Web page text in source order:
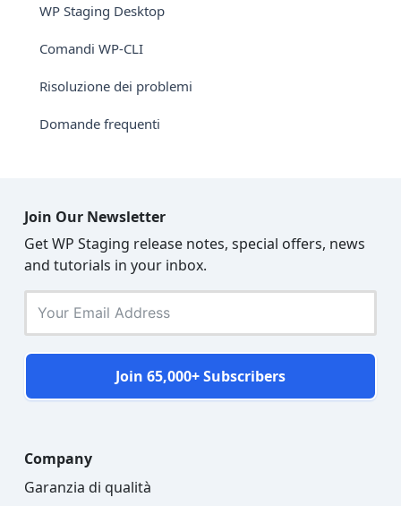
WP Staging Desktop
Comandi WP-CLI
Risoluzione dei problemi
Domande frequenti
Join Our Newsletter
Get WP Staging release notes, special offers, news
and tutorials in your inbox.
Join 65,000+ Subscribers
Company
Garanzia di qualità